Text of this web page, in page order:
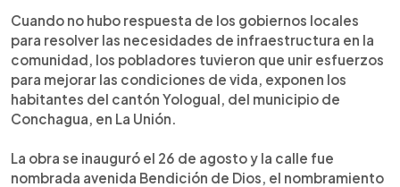
► Escuchar artículo
Cuando no hubo respuesta de los gobiernos locales
para resolver las necesidades de infraestructura en la
comunidad, los pobladores tuvieron que unir esfuerzos
para mejorar las condiciones de vida, exponen los
habitantes del cantón Yologual, del municipio de
Conchagua, en La Unión.
La obra se inauguró el 26 de agosto y la calle fue
nombrada avenida Bendición de Dios, el nombramiento